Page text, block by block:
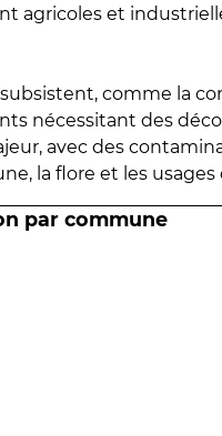
agricoles et
comme la
nécessitant des
avec des
la flore et les usages
par commune